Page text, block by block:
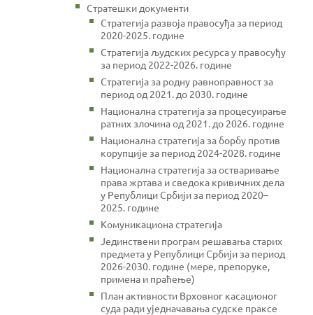
Стратешки документи
Стратегија развоја правосуђа за период
2020-2025. године
Стратегија људских ресурса у правосуђу
за период 2022-2026. године
Стратегија за родну равноправност за
период од 2021. до 2030. године
Национална стратегија за процесуирање
ратних злочина од 2021. до 2026. године
Национална стратегија за борбу против
корупције за период 2024-2028. године
Национална стратегија за остваривање
права жртава и сведока кривичних дела
у Републици Србији за период 2020–
2025. године
Комуникациона стратегија
Јединствени програм решавања старих
предмета у Републици Србији за период
2026-2030. године (мере, препоруке,
примена и праћење)
План активности Врховног касационог
суда ради уједначавања судске праксе